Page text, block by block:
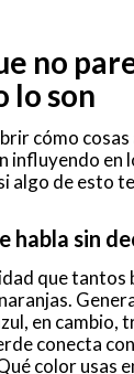
no
lo son
cómo
influyendo en
algo de esto
habla sin
que tantos
en
conecta
color usas